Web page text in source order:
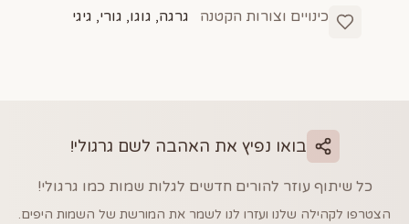
כינויים וצורות הקטנה גרגה, גוגו, גורי, גיגי
בואו נפיץ את האהבה לשם גרגולי!
כל שיתוף עוזר להורים חדשים לגלות שמות כמו גרגולי!
הצטרפו לקהילה שלנו ועזרו לנו לשמר את המורשת של השמות היפים.